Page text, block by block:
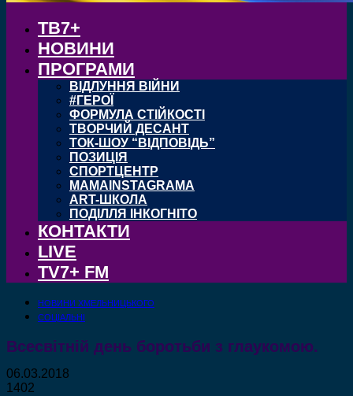
ТВ7+
НОВИНИ
ПРОГРАМИ
ВІДЛУННЯ ВІЙНИ
#ГЕРОЇ
ФОРМУЛА СТІЙКОСТІ
ТВОРЧИЙ ДЕСАНТ
ТОК-ШОУ “ВІДПОВІДЬ”
ПОЗИЦІЯ
СПОРТЦЕНТР
MAMAINSTAGRAMA
ART-ШКОЛА
ПОДІЛЛЯ ІНКОГНІТО
КОНТАКТИ
LIVE
TV7+ FM
НОВИНИ ХМЕЛЬНИЦЬКОГО
СОЦІАЛЬНІ
Всесвітній день боротьби з глаукомою.
06.03.2018
1402